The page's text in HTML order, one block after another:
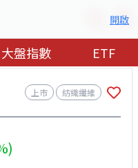
開啟
大盤指數 ETF
上市 紡織纖維